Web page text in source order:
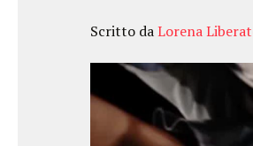
Scritto daLorena